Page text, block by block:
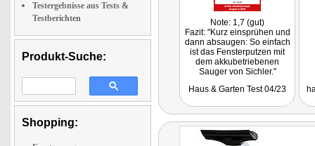
Testergebnisse aus Tests &
Testberichten
Produkt-Suche:
Shopping:
Note: 1,7 (gut)
Fazit: "Kurz einsprühen und
dann absaugen: So einfach
ist das Fensterputzen mit
dem akkubetriebenen
Sauger von Sichler."
Haus & Garten Test 04/23